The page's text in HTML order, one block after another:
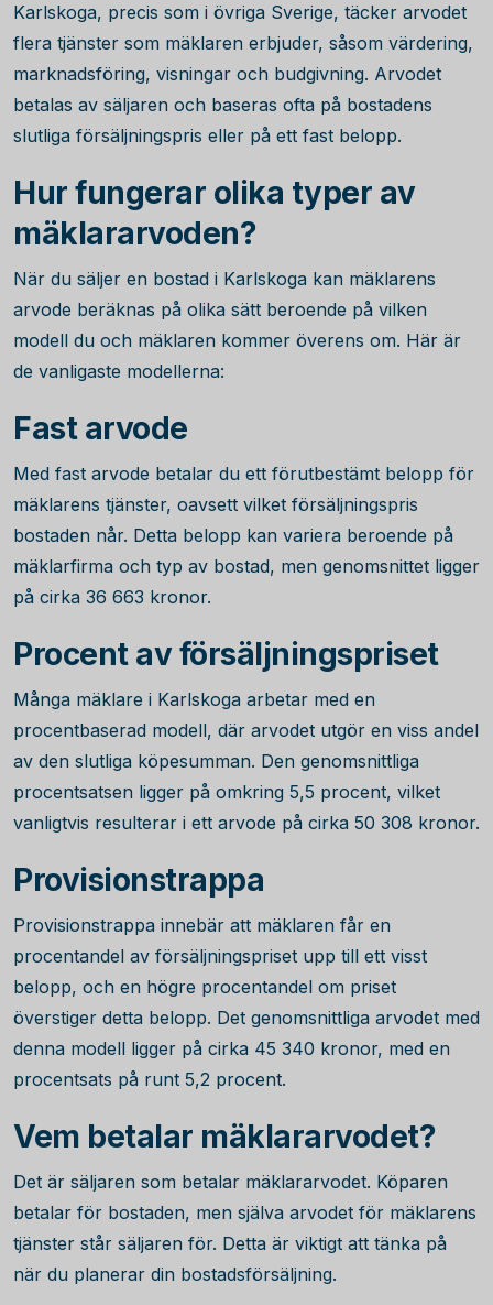
Karlskoga, precis som i övriga Sverige, täcker arvodet
flera tjänster som mäklaren erbjuder, såsom värdering,
marknadsföring, visningar och budgivning. Arvodet
betalas av säljaren och baseras ofta på bostadens
slutliga försäljningspris eller på ett fast belopp.
Hur fungerar olika typer av
mäklararvoden?
När du säljer en bostad i Karlskoga kan mäklarens
arvode beräknas på olika sätt beroende på vilken
modell du och mäklaren kommer överens om. Här är
de vanligaste modellerna:
Fast arvode
Med fast arvode betalar du ett förutbestämt belopp för
mäklarens tjänster, oavsett vilket försäljningspris
bostaden når. Detta belopp kan variera beroende på
mäklarfirma och typ av bostad, men genomsnittet ligger
på cirka 36 663 kronor.
Procent av försäljningspriset
Många mäklare i Karlskoga arbetar med en
procentbaserad modell, där arvodet utgör en viss andel
av den slutliga köpesumman. Den genomsnittliga
procentsatsen ligger på omkring 5,5 procent, vilket
vanligtvis resulterar i ett arvode på cirka 50 308 kronor.
Provisionstrappa
Provisionstrappa innebär att mäklaren får en
procentandel av försäljningspriset upp till ett visst
belopp, och en högre procentandel om priset
överstiger detta belopp. Det genomsnittliga arvodet med
denna modell ligger på cirka 45 340 kronor, med en
procentsats på runt 5,2 procent.
Vem betalar mäklararvodet?
Det är säljaren som betalar mäklararvodet. Köparen
betalar för bostaden, men själva arvodet för mäklarens
tjänster står säljaren för. Detta är viktigt att tänka på
när du planerar din bostadsförsäljning.